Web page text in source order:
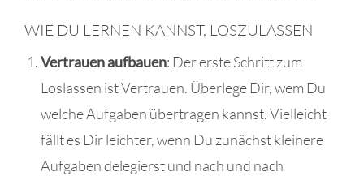
WIE DU LERNEN KANNST, LOSZULASSEN
Vertrauen aufbauen: Der erste Schritt zum
Loslassen ist Vertrauen. Überlege Dir, wem Du
welche Aufgaben übertragen kannst. Vielleicht
fällt es Dir leichter, wenn Du zunächst kleinere
Aufgaben delegierst und nach und nach